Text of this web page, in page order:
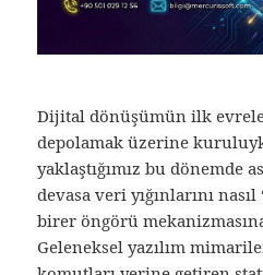
Dijital dönüşümün ilk
depolamak üzerine
yaklaştığımız bu dönemde
devasa veri yığınlarını nasıl
birer öngörü
Geleneksel yazılım